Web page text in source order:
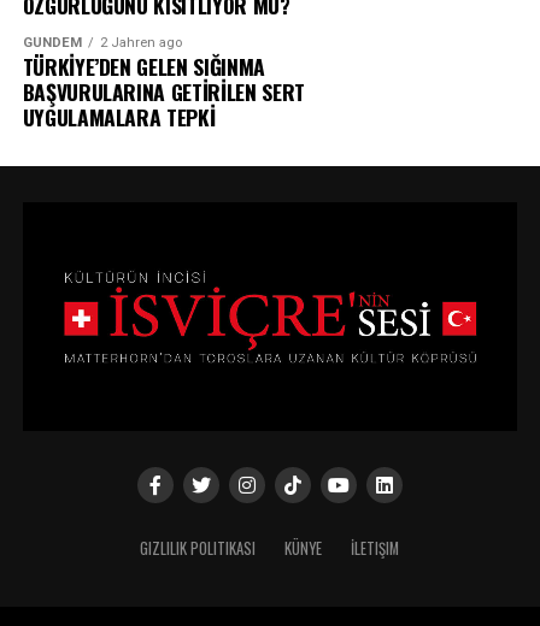
GÜNDEM 2 Jahren ago
TÜRKİYE’DEN GELEN SIĞINMA
BAŞVURULARINA GETİRİLEN SERT
UYGULAMALARA TEPKİ
GIZLILIK POLITIKASI KÜNYE İLETIŞIM